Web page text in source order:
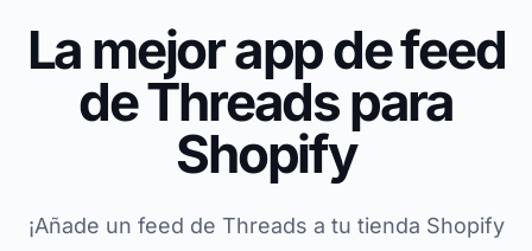
La mejor app de feed
de Threads para
Shopify
¡Añade un feed de Threads a tu tienda Shopify